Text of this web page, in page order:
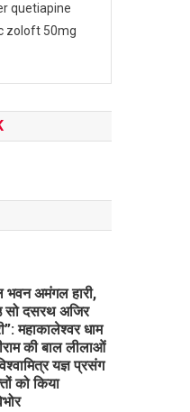
quetiapine
zoloft 50mg
भवन अमंगल हारी,
सो दसरथ अजिर
महाकालेश्वर धाम
की बाल लीलाओं
यज्ञ प्रसंग
को किया